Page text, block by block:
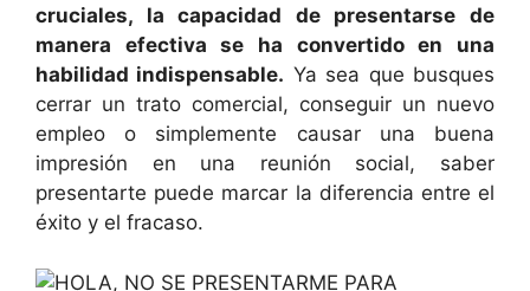
cruciales, la capacidad de presentarse de
manera efectiva se ha convertido en una
habilidad indispensable. Ya sea que busques
cerrar un trato comercial, conseguir un nuevo
empleo o simplemente causar una buena
impresión en una reunión social, saber
presentarte puede marcar la diferencia entre el
éxito y el fracaso.